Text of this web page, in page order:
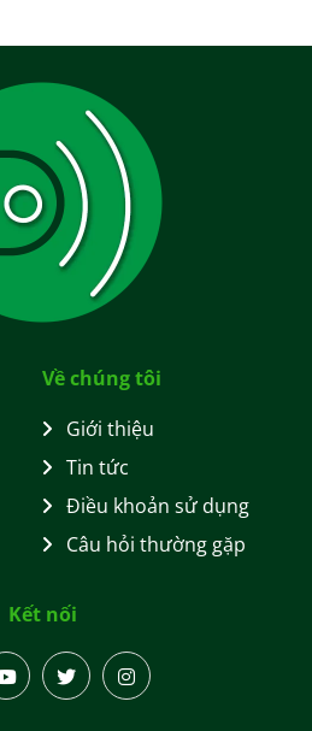
Về chúng tôi
Giới thiệu
Tin tức
Điều khoản sử dụng
Câu hỏi thường gặp
Kết nối